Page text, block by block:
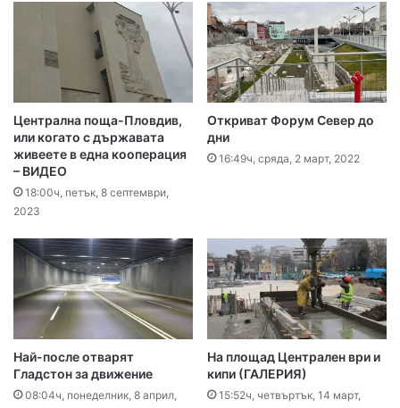
Централна поща-Пловдив,
или когато с държавата
живеете в една кооперация
– ВИДЕО
18:00ч, петък, 8 септември,
2023
Откриват Форум Север до
дни
16:49ч, сряда, 2 март, 2022
Най-после отварят
Гладстон за движение
08:04ч, понеделник, 8 април,
На площад Централен ври и
кипи (ГАЛЕРИЯ)
15:52ч, четвъртък, 14 март,